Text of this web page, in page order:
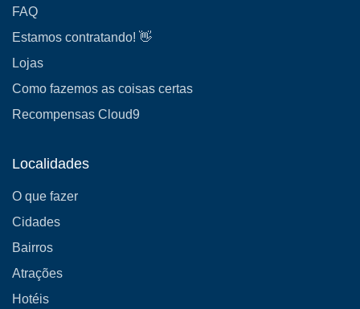
FAQ
Estamos contratando! 👋
Lojas
Como fazemos as coisas certas
Recompensas Cloud9
Localidades
O que fazer
Cidades
Bairros
Atrações
Hotéis